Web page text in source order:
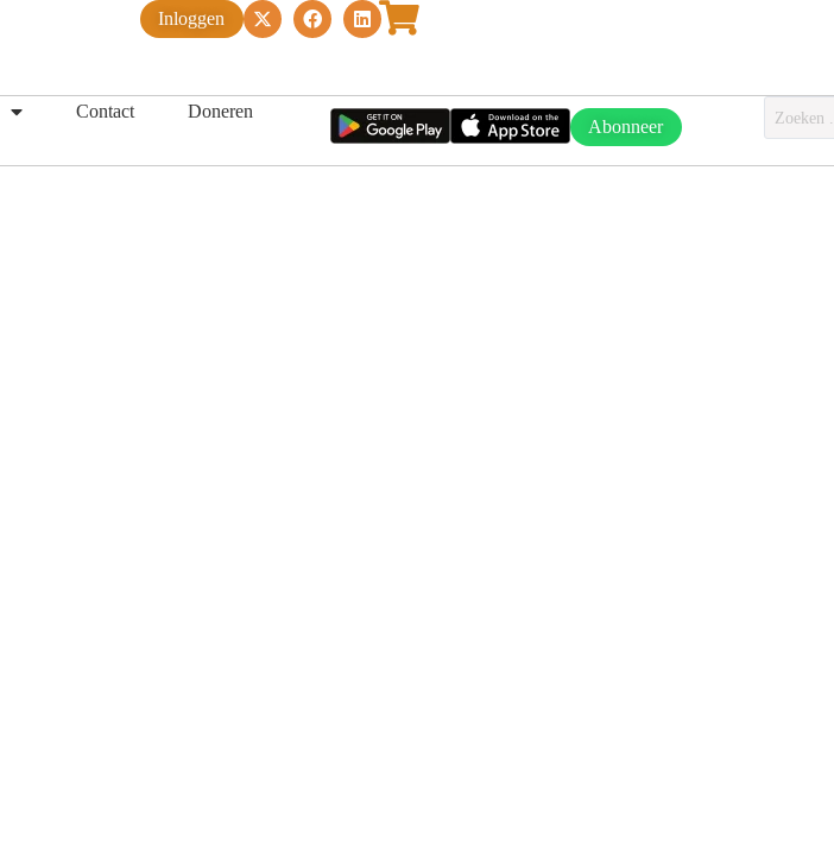
Inloggen
Contact Doneren
Abonneer